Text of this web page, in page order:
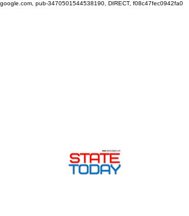
google.com, pub-3470501544538190, DIRECT, f08c47fec0942fa0